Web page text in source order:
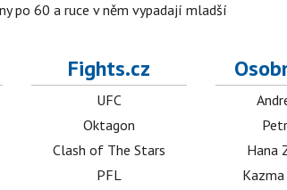
po 60 a ruce v něm vypadají mladší
Fights.cz
UFC
Oktagon
Clash of The Stars
PFL
Hana